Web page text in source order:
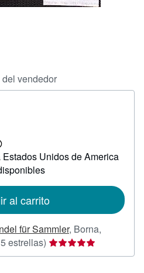
del vendedor
sobre
Unidos de America
al carrito
für Sammler, Borna,
estrellas) Calificación
del